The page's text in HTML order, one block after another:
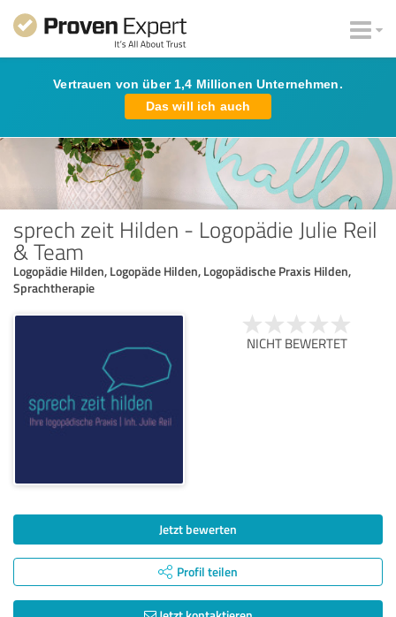
Vertrauen von über 1,4 Millionen Unternehmen.
Das will ich auch
sprech zeit Hilden - Logopädie Julie Reil
& Team
Logopädie Hilden, Logopäde Hilden, Logopädische Praxis Hilden,
Sprachtherapie
NICHT BEWERTET
Jetzt bewerten
Profil teilen